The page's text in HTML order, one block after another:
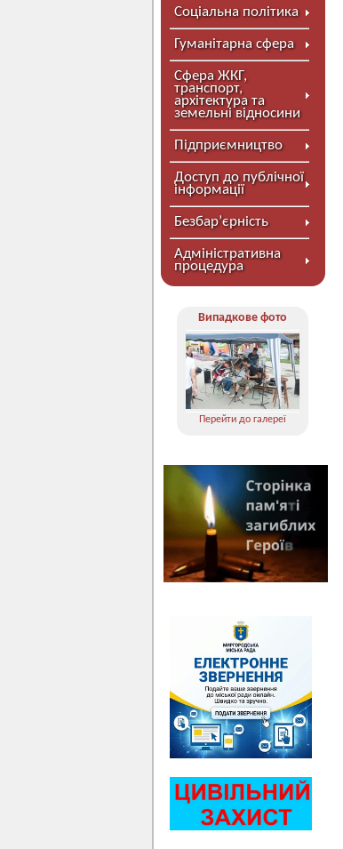
Соціальна політика
Гуманітарна сфера
Сфера ЖКГ,
транспорт,
архітектура та
земельні відносини
Підприємництво
Доступ до публічної
інформації
Безбар’єрність
Адміністративна
процедура
Випадкове фото
Перейти до галереї